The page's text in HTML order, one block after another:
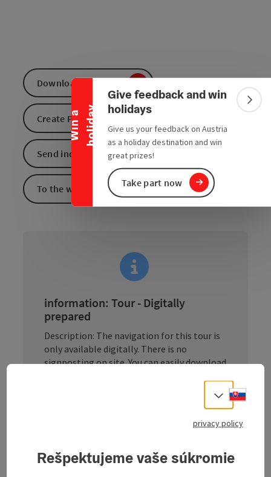
W
i
n
a
h
o
l
i
d
a y
Collapse banner
Give feedback and win
holidays
Give us your feedback on Austria
as a holiday destination and win
great prizes!
Take part now
information: Tour - Digitally
prepared
Description: The navigation for this tour is
only available digitally. There is no
signposting on site. You can easily download
Download GPS data
Create PDF
Send inquiry
To the website
Select
privacy policy
Rešpektujeme vaše súkromie